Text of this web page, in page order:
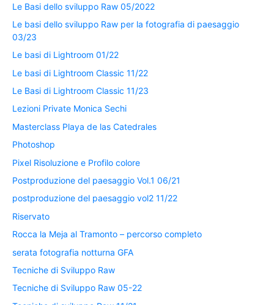
Le Basi dello sviluppo Raw 05/2022
Le basi dello sviluppo Raw per la fotografia di paesaggio
03/23
Le basi di Lightroom 01/22
Le basi di Lightroom Classic 11/22
Le Basi di Lightroom Classic 11/23
Lezioni Private Monica Sechi
Masterclass Playa de las Catedrales
Photoshop
Pixel Risoluzione e Profilo colore
Postproduzione del paesaggio Vol.1 06/21
postproduzione del paesaggio vol2 11/22
Riservato
Rocca la Meja al Tramonto – percorso completo
serata fotografia notturna GFA
Tecniche di Sviluppo Raw
Tecniche di Sviluppo Raw 05-22